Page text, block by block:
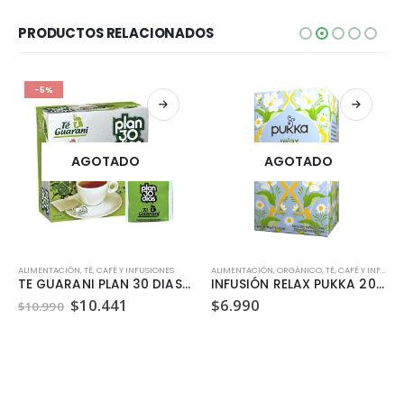
PRODUCTOS RELACIONADOS
,VEGANO
-5%
AGOTADO
ALIMENTACIÓN,TÉ, CAFÉ Y INFUSIONES
TE GUARANI PLAN 30 DIAS 60 BOLSITAS
$10.990 El
precio
$10.441
AGOTADO
ALIMENTACIÓN,ORGÁNICO,TÉ, CAFÉ Y INFUSIONES
INFUSIÓN RELAX PUKKA 20 BOLSITAS
$6.990